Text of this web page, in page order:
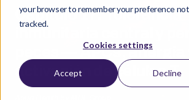
your browser to remember your preference
tracked.
Cookies settings
Accept Decline
Capítulo 17: Tolerancia
inmunitaria central y
peces — APCs, anergia y
activación de células T